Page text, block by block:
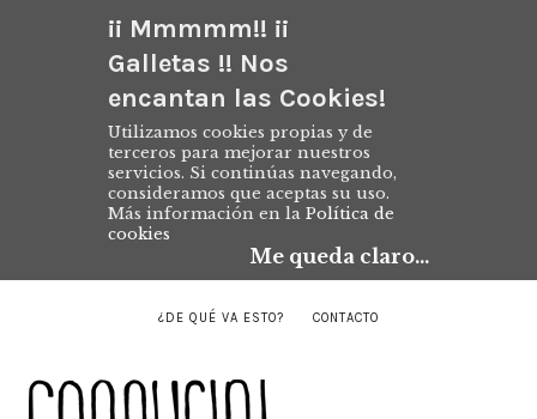
¡¡ Mmmmm!! ¡¡
Galletas !! Nos
encantan las Cookies!
Utilizamos cookies propias y de
terceros para mejorar nuestros
servicios. Si continúas navegando,
consideramos que aceptas su uso.
Más información en la Política de
cookies
Me queda claro...
¿DE QUÉ VA ESTO? CONTACTO